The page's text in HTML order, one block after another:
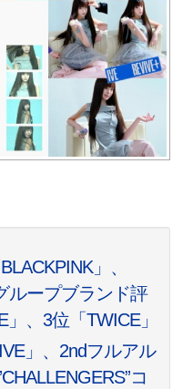
」、
ループブランド評
、3位「TWICE」
」、2ndフルアル
コ